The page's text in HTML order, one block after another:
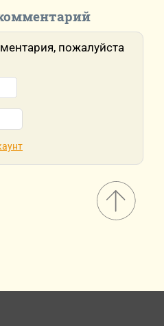
пожалуйста